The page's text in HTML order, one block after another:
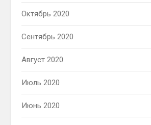
Октябрь 2020
Сентябрь 2020
Август 2020
Июль 2020
Июнь 2020